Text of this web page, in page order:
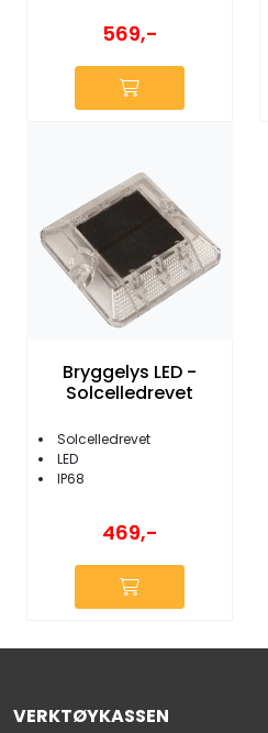
569,-
Bryggelys LED -
Solcelledrevet
Solcelledrevet
LED
IP68
469,-
VERKTØYKASSEN